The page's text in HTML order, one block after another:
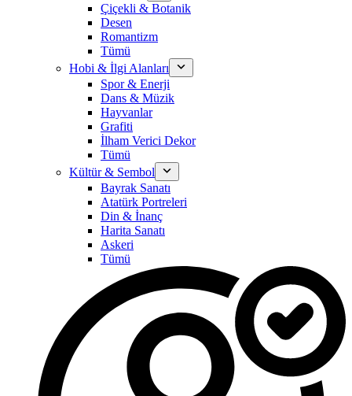
Çiçekli & Botanik
Desen
Romantizm
Tümü
Hobi & İlgi Alanları
Spor & Enerji
Dans & Müzik
Hayvanlar
Grafiti
İlham Verici Dekor
Tümü
Kültür & Sembol
Bayrak Sanatı
Atatürk Portreleri
Din & İnanç
Harita Sanatı
Askeri
Tümü